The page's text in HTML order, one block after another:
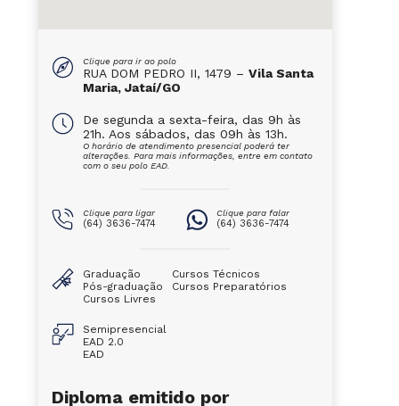
Clique para ir ao polo
RUA DOM PEDRO II, 1479 – Vila Santa
Maria, Jataí/GO
De segunda a sexta-feira, das 9h às
21h. Aos sábados, das 09h às 13h.
O horário de atendimento presencial poderá ter
alterações. Para mais informações, entre em contato
com o seu polo EAD.
Clique para ligar
(64) 3636-7474
Clique para falar
(64) 3636-7474
Graduação
Pós-graduação
Cursos Livres
Cursos Técnicos
Cursos Preparatórios
Semipresencial
EAD 2.0
EAD
Diploma emitido por